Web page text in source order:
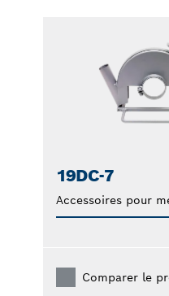
19DC-7
Accessoires pour
Comparer le